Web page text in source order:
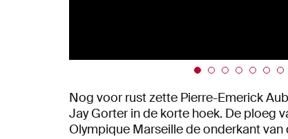
Nog voor rust zette Pierre-Emerick
Jay Gorter in de korte hoek. De ploeg
Olympique Marseille de onderkant van